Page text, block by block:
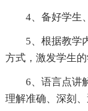
4、备好学生
5、根据教学
方式，激发学生的
6、语言点讲
理解准确、深刻、